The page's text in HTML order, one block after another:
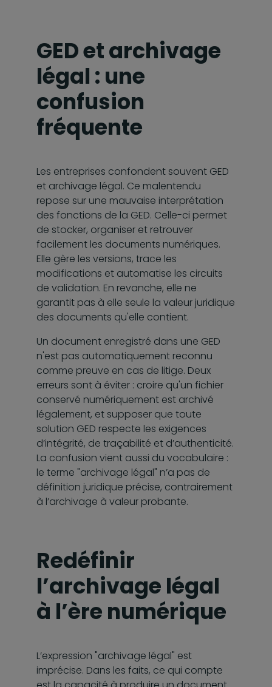
GED et archivage
légal : une
confusion
fréquente
Les entreprises confondent souvent GED
et archivage légal. Ce malentendu
repose sur une mauvaise interprétation
des fonctions de la GED. Celle-ci permet
de stocker, organiser et retrouver
facilement les documents numériques.
Elle gère les versions, trace les
modifications et automatise les circuits
de validation. En revanche, elle ne
garantit pas à elle seule la valeur juridique
des documents qu'elle contient.
Un document enregistré dans une GED
n'est pas automatiquement reconnu
comme preuve en cas de litige. Deux
erreurs sont à éviter : croire qu'un fichier
conservé numériquement est archivé
légalement, et supposer que toute
solution GED respecte les exigences
d’intégrité, de traçabilité et d’authenticité.
La confusion vient aussi du vocabulaire :
le terme "archivage légal" n’a pas de
définition juridique précise, contrairement
à l’archivage à valeur probante.
Redéfinir
l’archivage légal
à l’ère numérique
L’expression "archivage légal" est
imprécise. Dans les faits, ce qui compte